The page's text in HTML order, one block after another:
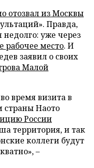
отозвал из Москвы
Правда,
уже через
рабочее место. И
заявил о своих
Малой
время визита в
страны Наото
России
территория, и так
коллеги будут
–